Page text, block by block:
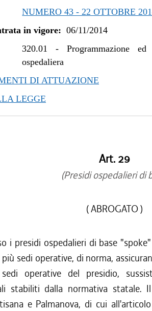
al 12/01/2016
al 06/01/2015
al 31/12/2014
NUMERO 43 - 22 OTTOBRE
in vigore: 06/11/2014
320.01 -Programmazione
ospedaliera
DI ATTUAZIONE
LEGGE
Art. 29
(Presidi ospedalieri di
( ABROGATO )
i presidi ospedalieri di base
sedi operative, di norma,
operative del presidio,
stabiliti dalla normativa statale.
e Palmanova, di cui